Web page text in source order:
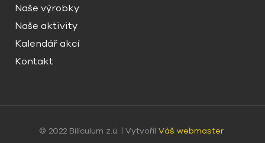
Naše výrobky
Naše aktivity
Kalendář akcí
Kontakt
© 2022 Biliculum z.ú. | Vytvořil Váš webmaster